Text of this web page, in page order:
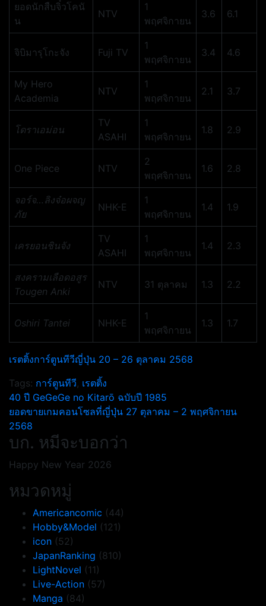
ยอดนักสืบจิ๋วโคนั
น
NTV
1
พฤศจิกายน
3.6 6.1
จิบิมารุโกะจัง Fuji TV
1
พฤศจิกายน
3.4 4.6
My Hero
Academia
NTV
1
พฤศจิกายน
2.1 3.7
โดราเอม่อน
TV
ASAHI
1
พฤศจิกายน
1.8 2.9
One Piece NTV
2
พฤศจิกายน
1.6 2.8
จอร์จ…ลิงจ๋อผจญ
ภัย
NHK-E
1
พฤศจิกายน
1.4 1.9
เครยอนชินจัง
TV
ASAHI
1
พฤศจิกายน
1.4 2.3
สงครามเลือดอสูร
Tougen Anki
NTV 31 ตุลาคม 1.3 2.2
Oshiri Tantei NHK-E
1
พฤศจิกายน
1.3 1.7
เรตติ้งการ์ตูนทีวีญี่ปุ่น 20 – 26 ตุลาคม 2568
Tags: การ์ตูนทีวี, เรตติ้ง
แนะแนว
เรื่อง
40 ปี GeGeGe no Kitarō ฉบับปี 1985
ยอดขายเกมคอนโซลที่ญี่ปุ่น 27 ตุลาคม – 2 พฤศจิกายน
2568
บก. หมีจะบอกว่า
Happy New Year 2026
หมวดหมู่
Americancomic (44)
Hobby&Model (121)
icon (52)
JapanRanking (810)
LightNovel (11)
Live-Action (57)
Manga (84)